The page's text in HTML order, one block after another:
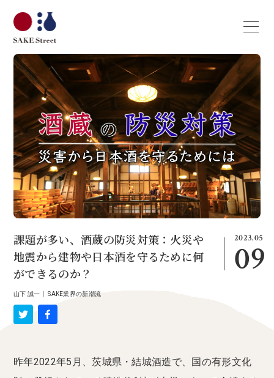
2023.05
09
課題が多い、酒蔵の防災対策：火災や
地震から建物や日本酒を守るために何
ができるのか？
山下 誠一 |SAKE業界の新潮流
昨年2022年5月、茨城県・結城酒造で、国の有形文化